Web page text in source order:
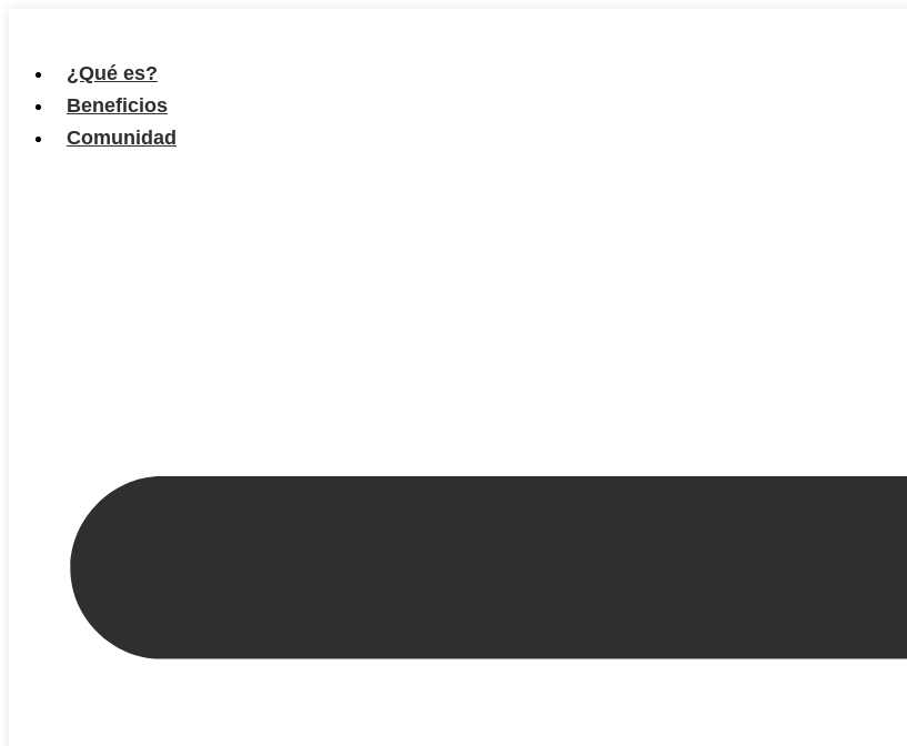
contenido
¿Qué es?
Beneficios
Comunidad